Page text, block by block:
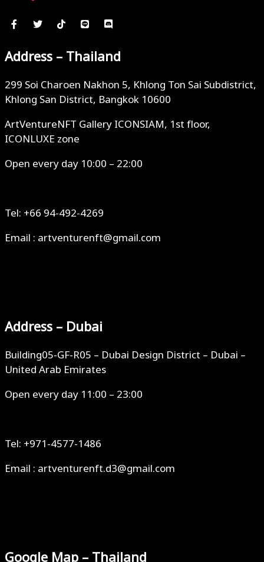
Address – Thailand
299 Soi Charoen Nakhon 5, Khlong Ton Sai Subdistrict,
Khlong San District, Bangkok 10600
ArtVentureNFT Gallery ICONSIAM, 1st floor,
ICONLUXE zone
Open every day 10:00 – 22:00
Tel: +66 94-492-4269
Email : artventurenft@gmail.com
Address – Dubai
Building05-GF-R05 – Dubai Design District – Dubai –
United Arab Emirates
Open every day 11:00 – 23:00
Tel: +971-4577-1486
Email : artventurenft.d3@gmail.com